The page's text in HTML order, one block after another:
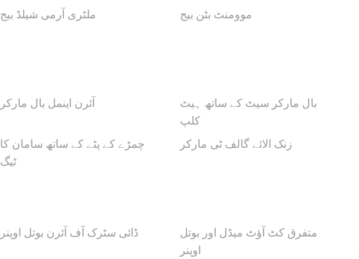
ملٹری آرمی شیلڈ بیج موومنٹ بٹن بیج
آئرن اینمل بال مارکر
بال مارکر سیٹ کے ساتھ ہیٹ
کلپ
چمڑے کے پٹے کے ساتھ سامان کا
ٹیگ
زنک الائے گالف ٹی مارکر
ڈائی سٹرک آف آئرن بوتل اوپنر
متفرق کٹ آؤٹ میڈل اور بوتل
اوپنر